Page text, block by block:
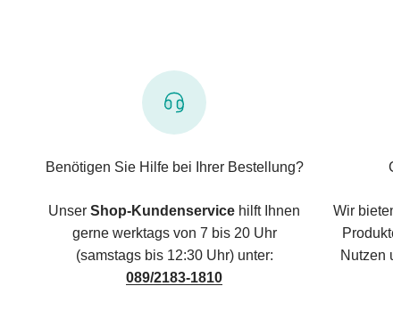
Benötigen Sie Hilfe bei Ihrer Bestellung?
Unser Shop-Kundenservice hilft Ihnen
gerne werktags von 7 bis 20 Uhr
(samstags bis 12:30 Uhr) unter:
089/2183-1810
Wir
Nutzen